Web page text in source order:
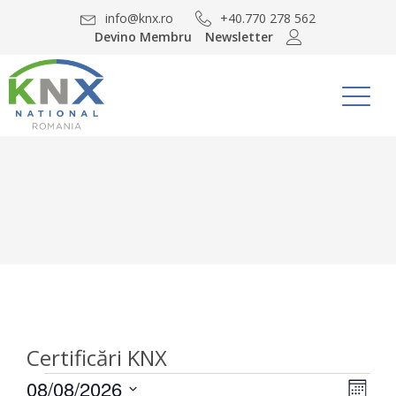
info@knx.ro
+40.770 278 562
Devino Membru
Newsletter
Certificări KNX
08/08/2026